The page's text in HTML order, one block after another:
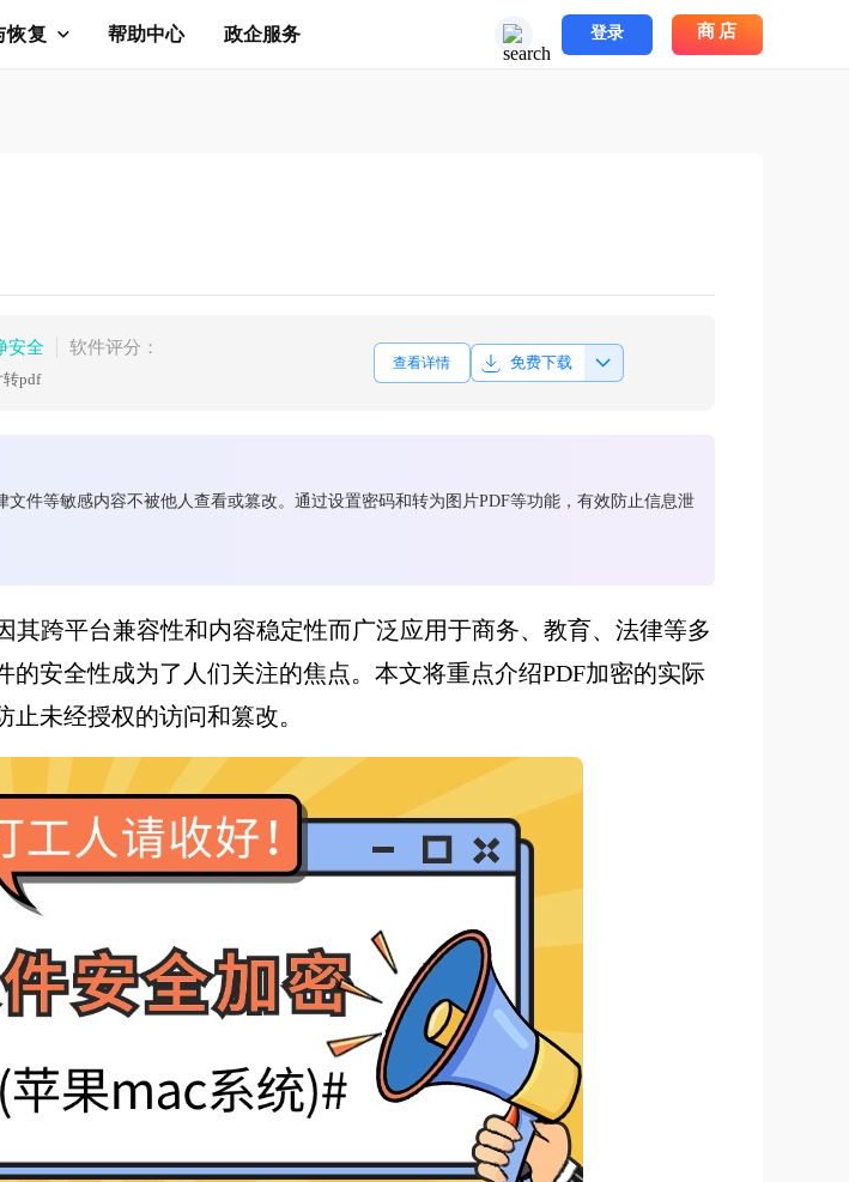
恢复 帮助中心 政企服务 登录 商店
安全 软件评分：
转pdf
查看详情 免费下载
件等敏感内容不被他人查看或篡改。通过设置密码和转为图片PDF等功能，有效防止信息泄
其跨平台兼容性和内容稳定性而广泛应用于商务、教育、法律等多
安全性成为了人们关注的焦点。本文将重点介绍PDF加密的实际
未经授权的访问和篡改。